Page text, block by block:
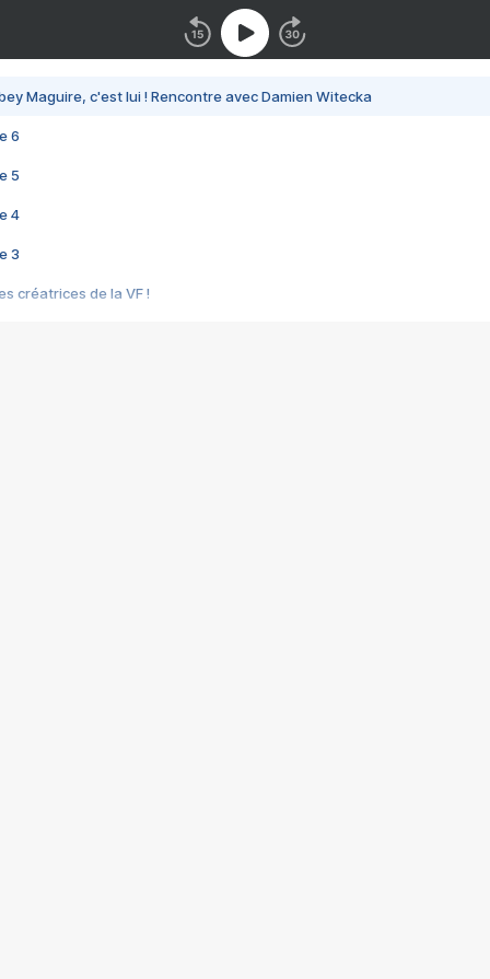
Maguire, c'est lui ! Rencontre avec Damien Witecka
6
5
4
3
créatrices de la VF !